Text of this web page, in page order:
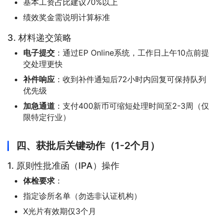
绩效奖金需说明计算标准
3. 材料递交策略
电子提交 ：通过EP Online系统，工作日上午10点前提
交处理更快
补件响应 ：收到补件通知后72小时内回复可保持队列
优先级
加急通道 ：支付400新币可缩短处理时间至2-3周（仅
限特定行业）
四、获批后关键动作（1-2个月）
1. 原则性批准函（IPA）操作
体检要求 ：
指定诊所名单（勿选非认证机构）
X光片有效期仅3个月